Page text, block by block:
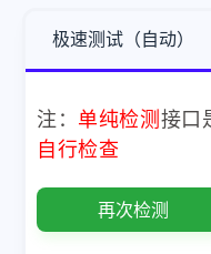
极速测试（自动）
注： 单纯检测 接口
自行检查
再次检测